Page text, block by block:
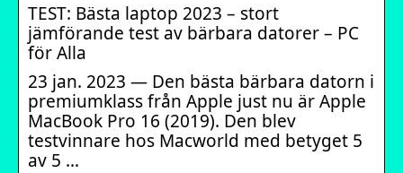
TEST: Bästa laptop 2023 – stort
jämförande test av bärbara datorer – PC
för Alla
23 jan. 2023 — Den bästa bärbara datorn i
premiumklass från Apple just nu är Apple
MacBook Pro 16 (2019). Den blev
testvinnare hos Macworld med betyget 5
av 5 …